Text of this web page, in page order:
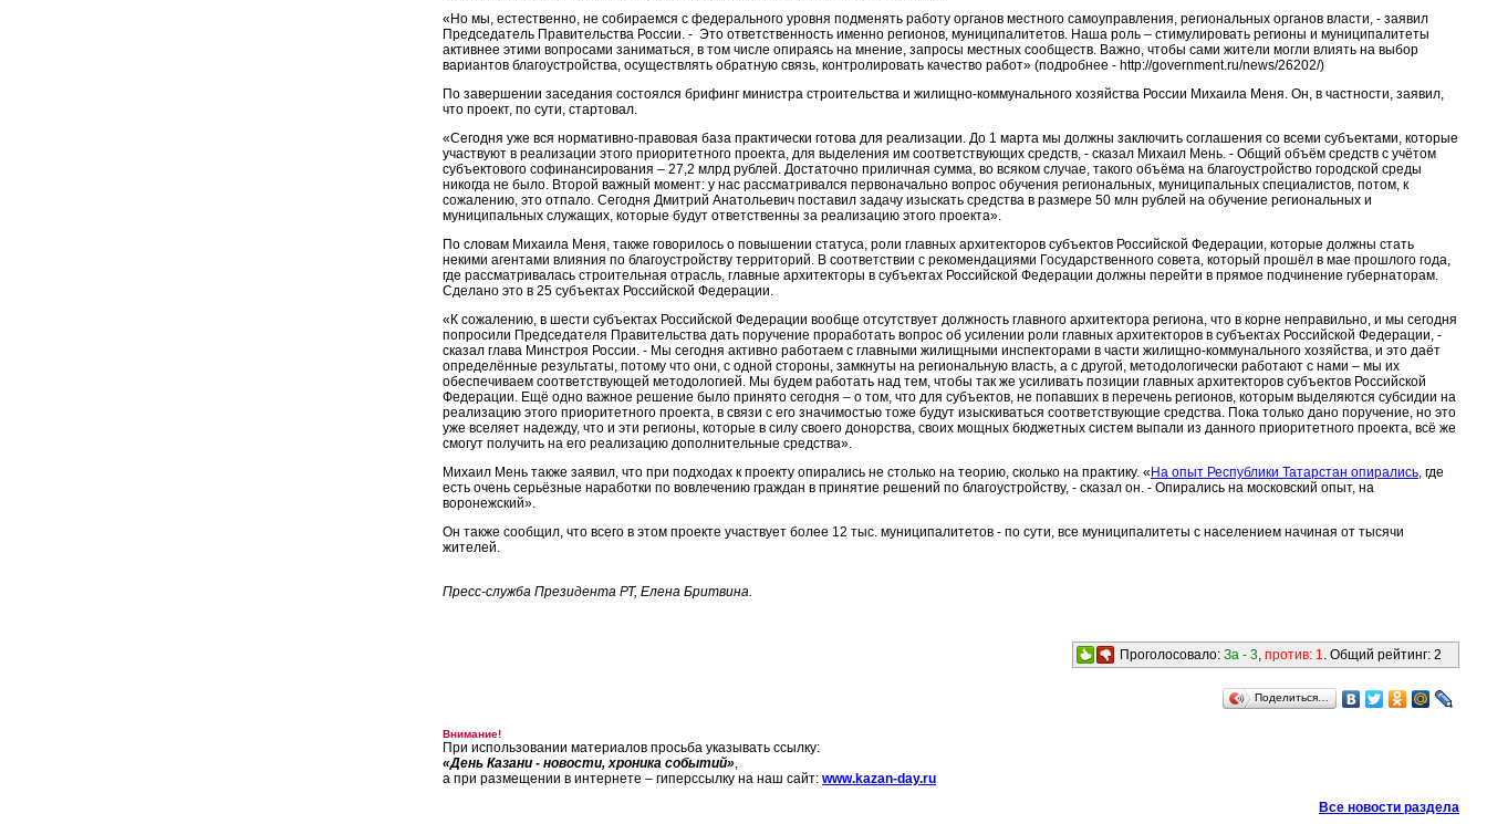
«Но мы, естественно, не собираемся с федерального уровня подменять работу органов местного самоуправления, региональных органов власти, - заявил
Председатель Правительства России. - Это ответственность именно регионов, муниципалитетов. Наша роль – стимулировать регионы и муниципалитеты
активнее этими вопросами заниматься, в том числе опираясь на мнение, запросы местных сообществ. Важно, чтобы сами жители могли влиять на выбор
вариантов благоустройства, осуществлять обратную связь, контролировать качество работ» (подробнее - http://government.ru/news/26202/)
По завершении заседания состоялся брифинг министра строительства и жилищно-коммунального хозяйства России Михаила Меня. Он, в частности, заявил,
что проект, по сути, стартовал.
«Сегодня уже вся нормативно-правовая база практически готова для реализации. До 1 марта мы должны заключить соглашения со всеми субъектами, которые
участвуют в реализации этого приоритетного проекта, для выделения им соответствующих средств, - сказал Михаил Мень. - Общий объём средств с учётом
субъектового софинансирования – 27,2 млрд рублей. Достаточно приличная сумма, во всяком случае, такого объёма на благоустройство городской среды
никогда не было. Второй важный момент: у нас рассматривался первоначально вопрос обучения региональных, муниципальных специалистов, потом, к
сожалению, это отпало. Сегодня Дмитрий Анатольевич поставил задачу изыскать средства в размере 50 млн рублей на обучение региональных и
муниципальных служащих, которые будут ответственны за реализацию этого проекта».
По словам Михаила Меня, также говорилось о повышении статуса, роли главных архитекторов субъектов Российской Федерации, которые должны стать
некими агентами влияния по благоустройству территорий. В соответствии с рекомендациями Государственного совета, который прошёл в мае прошлого года,
где рассматривалась строительная отрасль, главные архитекторы в субъектах Российской Федерации должны перейти в прямое подчинение губернаторам.
Сделано это в 25 субъектах Российской Федерации.
«К сожалению, в шести субъектах Российской Федерации вообще отсутствует должность главного архитектора региона, что в корне неправильно, и мы сегодня
попросили Председателя Правительства дать поручение проработать вопрос об усилении роли главных архитекторов в субъектах Российской Федерации, -
сказал глава Минстроя России. - Мы сегодня активно работаем с главными жилищными инспекторами в части жилищно-коммунального хозяйства, и это даёт
определённые результаты, потому что они, с одной стороны, замкнуты на региональную власть, а с другой, методологически работают с нами – мы их
обеспечиваем соответствующей методологией. Мы будем работать над тем, чтобы так же усиливать позиции главных архитекторов субъектов Российской
Федерации. Ещё одно важное решение было принято сегодня – о том, что для субъектов, не попавших в перечень регионов, которым выделяются субсидии на
реализацию этого приоритетного проекта, в связи с его значимостью тоже будут изыскиваться соответствующие средства. Пока только дано поручение, но это
уже вселяет надежду, что и эти регионы, которые в силу своего донорства, своих мощных бюджетных систем выпали из данного приоритетного проекта, всё же
смогут получить на его реализацию дополнительные средства».
Михаил Мень также заявил, что при подходах к проекту опирались не столько на теорию, сколько на практику. « На опыт Республики Татарстан опирались, где
есть очень серьёзные наработки по вовлечению граждан в принятие решений по благоустройству, - сказал он. - Опирались на московский опыт, на
воронежский».
Он также сообщил, что всего в этом проекте участвует более 12 тыс. муниципалитетов - по сути, все муниципалитеты с населением начиная от тысячи
жителей.
Пресс-служба Президента РТ, Елена Бритвина.
Проголосовало: За - 3, против: 1. Общий рейтинг: 2
Поделиться…
Внимание!
При использовании материалов просьба указывать ссылку:
«День Казани - новости, хроника событий»,
а при размещении в интернете – гиперссылку на наш сайт: www.kazan-day.ru
Все новости раздела